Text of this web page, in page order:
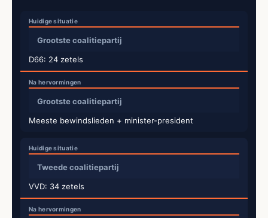
Grootste coalitiepartij
D66: 24 zetels
Grootste coalitiepartij
Meeste bewindslieden + minister-president
Tweede coalitiepartij
VVD: 34 zetels